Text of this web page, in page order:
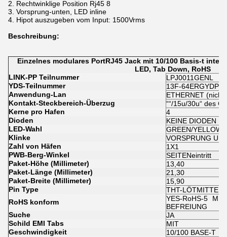
2. Rechtwinklige Position Rj45 8
3. Vorsprung-unten, LED inline
4. Hipot auszugeben vom Input: 1500Vrms
Beschreibung:
Einzelnes modulares PortRJ45 Jack mit 10/100 Basis-t
LED, Tab Down, RoHS
LINK-PP Teilnummer
LPJ0011GENL
YDS-Teilnummer
13F-
Anwendung-Lan
ETHERNET (nicht
Kontakt-Steckbereich-Überzug
““/15u/30u“ des
Kerne pro Hafen
4
Dioden
KEINE DIODEN
LED-Wahl
GREEN/YELLOW
Klinke
VORSPRUNG
Zahl von Häfen
1X1
PWB-Berg-Winkel
SEITENeintritt
Paket-Höhe (Millimeter)
13,40
Paket-Länge (Millimeter)
21,30
Paket-Breite (Millimeter)
15,90
Pin Type
THT-LÖTMITTEL
RoHS konform
YES-RoHS-5
BEFREIUNG
Suche
JA
Schild EMI Tabs
MIT
Geschwindigkeit
10/100 BASE-T